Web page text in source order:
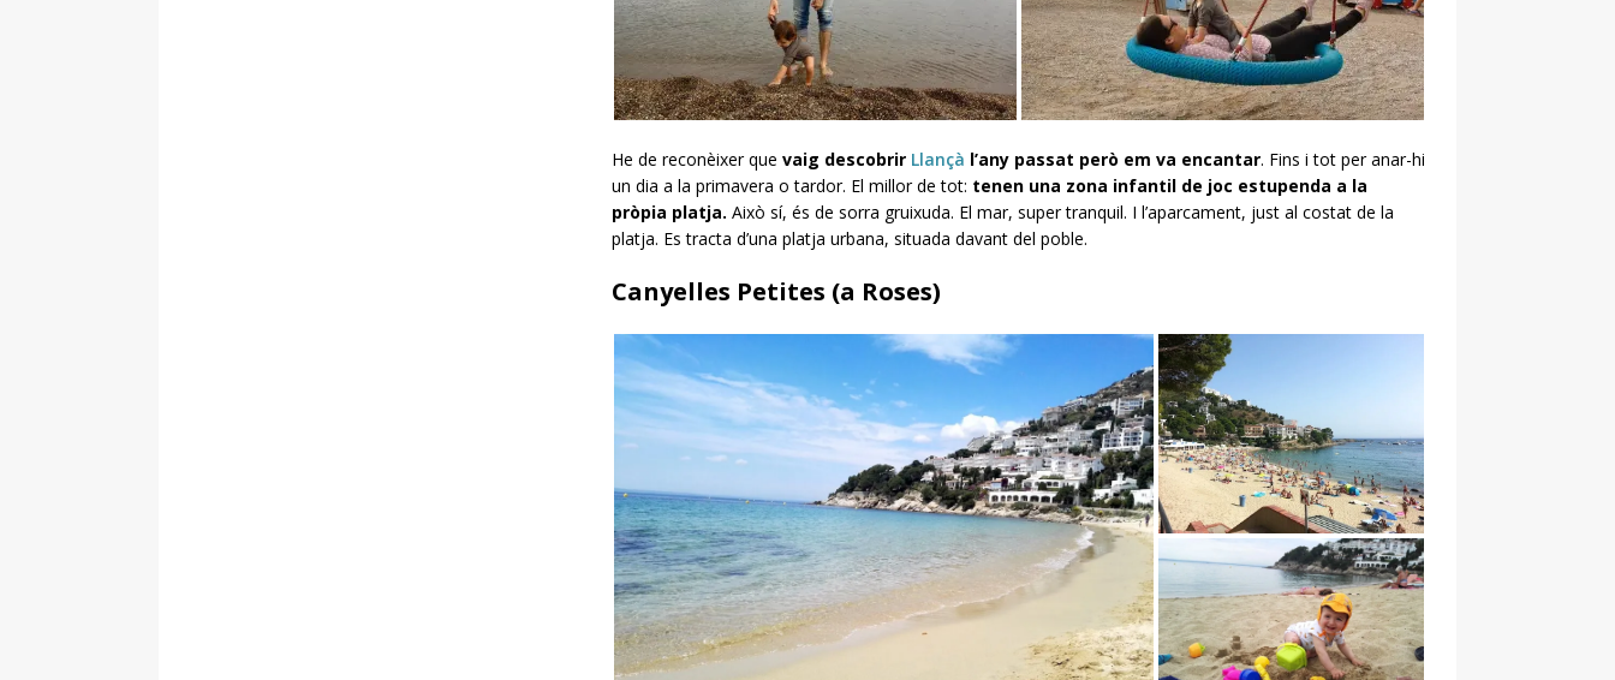
He de reconèixer que vaig descobrir Llançà l’any passat però em va encantar. Fins i tot per anar-hi
un dia a la primavera o tardor. El millor de tot: tenen una zona infantil de joc estupenda a la
pròpia platja. Això sí, és de sorra gruixuda. El mar, super tranquil. I l’aparcament, just al costat de la
platja. Es tracta d’una platja urbana, situada davant del poble.
Canyelles Petites (a Roses)